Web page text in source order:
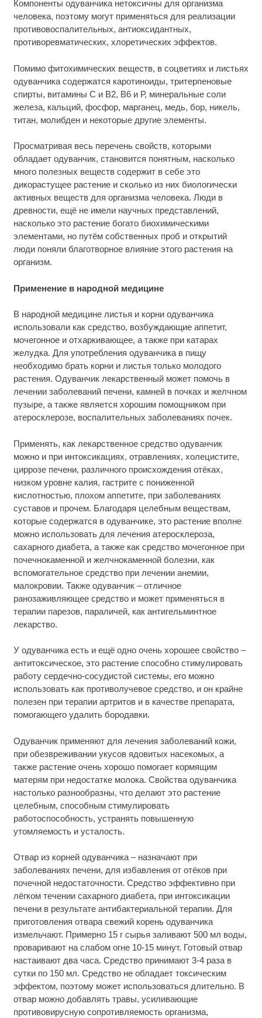
Компоненты одуванчика нетоксичны для организма
человека, поэтому могут применяться для реализации
противовоспалительных, антиоксидантных,
противоревматических, хлоретических эффектов.
Помимо фитохимических веществ, в соцветиях и листьях
одуванчика содержатся каротиноиды, тритерпеновые
спирты, витамины С и В2, В6 и Р, минеральные соли
железа, кальций, фосфор, марганец, медь, бор, никель,
титан, молибден и некоторые другие элементы.
Просматривая весь перечень свойств, которыми
обладает одуванчик, становится понятным, насколько
много полезных веществ содержит в себе это
дикорастущее растение и сколько из них биологически
активных веществ для организма человека. Люди в
древности, ещё не имели научных представлений,
насколько это растение богато биохимическими
элементами, но путём собственных проб и открытий
люди поняли благотворное влияние этого растения на
организм.
Применение в народной медицине
В народной медицине листья и корни одуванчика
использовали как средство, возбуждающие аппетит,
мочегонное и отхаркивающее, а также при катарах
желудка. Для употребления одуванчика в пищу
необходимо брать корни и листья только молодого
растения. Одуванчик лекарственный может помочь в
лечении заболеваний печени, камней в почках и желчном
пузыре, а также является хорошим помощником при
атеросклерозе, воспалительных заболеваниях почек.
Применять, как лекарственное средство одуванчик
можно и при интоксикациях, отравлениях, холецистите,
циррозе печени, различного происхождения отёках,
низком уровне калия, гастрите с пониженной
кислотностью, плохом аппетите, при заболеваниях
суставов и прочем. Благодаря целебным веществам,
которые содержатся в одуванчике, это растение вполне
можно использовать для лечения атеросклероза,
сахарного диабета, а также как средство мочегонное при
почечнокаменной и желчнокаменной болезни, как
вспомогательное средство при лечении анемии,
малокровии. Также одуванчик – отличное
ранозаживляющее средство и может применяться в
терапии парезов, параличей, как антигельминтное
лекарство.
У одуванчика есть и ещё одно очень хорошее свойство –
антитоксическое, это растение способно стимулировать
работу сердечно-сосудистой системы, его можно
использовать как противолучевое средство, и он крайне
полезен при терапии артритов и в качестве препарата,
помогающего удалить бородавки.
Одуванчик применяют для лечения заболеваний кожи,
при обезвреживании укусов ядовитых насекомых, а
также растение очень хорошо помогает кормящим
матерям при недостатке молока. Свойства одуванчика
настолько разнообразны, что делают это растение
целебным, способным стимулировать
работоспособность, устранять повышенную
утомляемость и усталость.
Отвар из корней одуванчика – назначают при
заболеваниях печени, для избавления от отёков при
почечной недостаточности. Средство эффективно при
лёгком течении сахарного диабета, при интоксикации
печени в результате антибактериальной терапии. Для
приготовления отвара свежий корень одуванчика
измельчают. Примерно 15 г сырья заливают 500 мл воды,
проваривают на слабом огне 10-15 минут. Готовый отвар
настаивают два часа. Средство принимают 3-4 раза в
сутки по 150 мл. Средство не обладает токсическим
эффектом, поэтому может использоваться длительно. В
отвар можно добавлять травы, усиливающие
противовирусную сопротивляемость организма,